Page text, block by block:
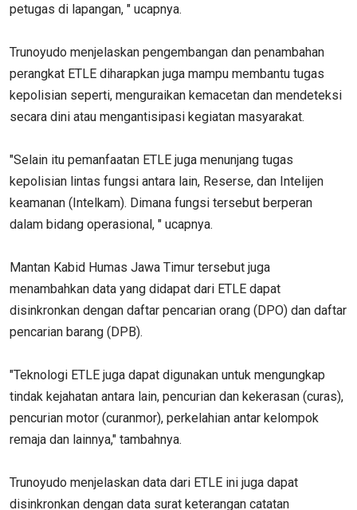
petugas di lapangan, " ucapnya.
Trunoyudo menjelaskan pengembangan dan penambahan
perangkat ETLE diharapkan juga mampu membantu tugas
kepolisian seperti, menguraikan kemacetan dan mendeteksi
secara dini atau mengantisipasi kegiatan masyarakat.
"Selain itu pemanfaatan ETLE juga menunjang tugas
kepolisian lintas fungsi antara lain, Reserse, dan Intelijen
keamanan (Intelkam). Dimana fungsi tersebut berperan
dalam bidang operasional, " ucapnya.
Mantan Kabid Humas Jawa Timur tersebut juga
menambahkan data yang didapat dari ETLE dapat
disinkronkan dengan daftar pencarian orang (DPO) dan daftar
pencarian barang (DPB).
"Teknologi ETLE juga dapat digunakan untuk mengungkap
tindak kejahatan antara lain, pencurian dan kekerasan (curas),
pencurian motor (curanmor), perkelahian antar kelompok
remaja dan lainnya," tambahnya.
Trunoyudo menjelaskan data dari ETLE ini juga dapat
disinkronkan dengan data surat keterangan catatan